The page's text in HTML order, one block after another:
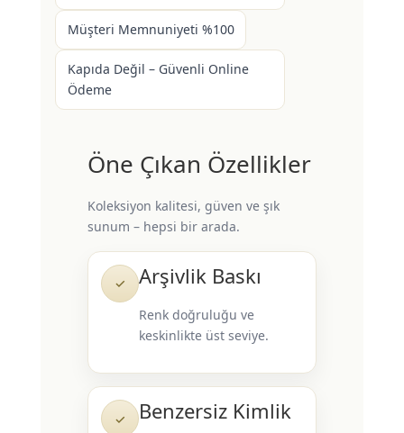
Müşteri Memnuniyeti %100
Kapıda Değil – Güvenli Online
Ödeme
Öne Çıkan Özellikler
Koleksiyon kalitesi, güven ve şık
sunum – hepsi bir arada.
✓ Arşivlik Baskı
Renk doğruluğu ve
keskinlikte üst seviye.
✓ Benzersiz Kimlik